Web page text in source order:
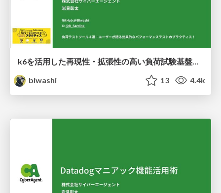
k6を活用した再現性・拡張性の高い負荷試験基盤の構築
biwashi
13 4.4k